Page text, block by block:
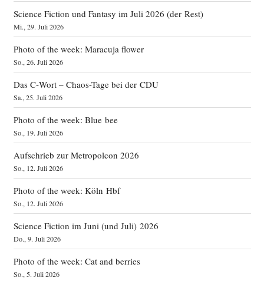
Science Fiction und Fantasy im Juli 2026 (der Rest)
Mi., 29. Juli 2026
Photo of the week: Maracuja flower
So., 26. Juli 2026
Das C‑Wort – Chaos-Tage bei der CDU
Sa., 25. Juli 2026
Photo of the week: Blue bee
So., 19. Juli 2026
Aufschrieb zur Metropolcon 2026
So., 12. Juli 2026
Photo of the week: Köln Hbf
So., 12. Juli 2026
Science Fiction im Juni (und Juli) 2026
Do., 9. Juli 2026
Photo of the week: Cat and berries
So., 5. Juli 2026